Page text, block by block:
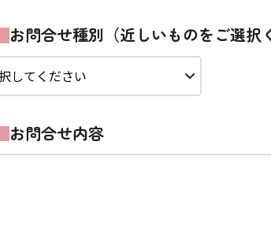
お問合せ種別（近しいものをご選択
お問合せ内容